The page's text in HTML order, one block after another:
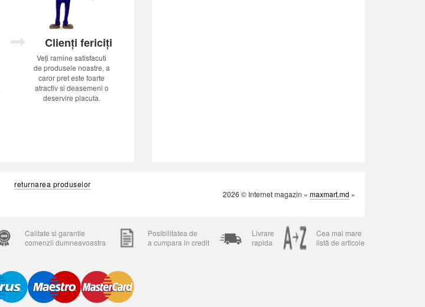
Clienți fericiți
Veți ramine satisfacuti
de produsele noastre, a
caror pret este foarte
atractiv si deasemeni o
deservire placuta.
returnarea produselor
2026 © Internet magazin « maxmart.md »
Calitate si garantie
comenzii dumneavoastra
Posibilitatea de
a cumpara in credit
Livrare
rapida
Cea mai mare
listă de articole